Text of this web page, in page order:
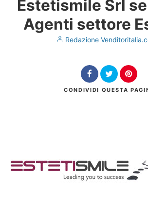
Categoria
Estetismile Srl
Agenti settore
Redazione
CONDIVIDI QUESTA